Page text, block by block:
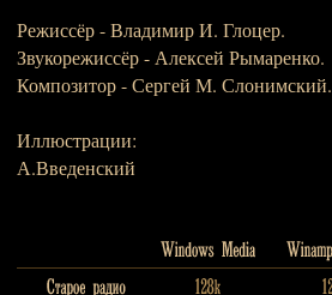
Режиссёр - Владимир И. Глоцер.
Звукорежиссёр - Алексей Рымаренко.
Композитор - Сергей М. Слонимский.
Иллюстрации:
А.Введенский